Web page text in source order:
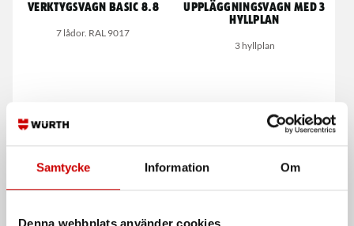
Samtycke Information Om
Verktygsvagn Basic 8.8
7 lådor. RAL 9017
Uppläggningsvagn med 3
hyllplan
3 hyllplan